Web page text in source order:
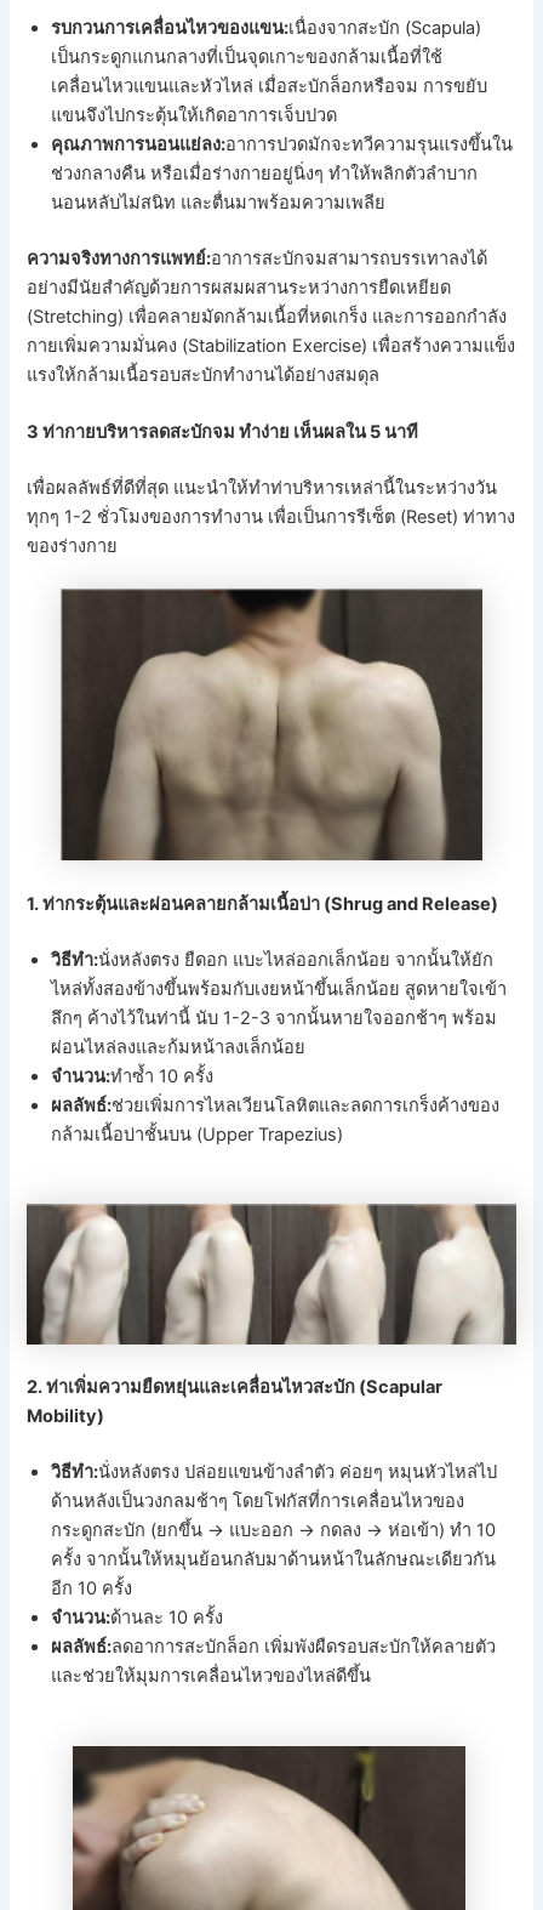
รบกวนการเคลื่อนไหวของแขน:เนื่องจากสะบัก (Scapula)
เป็นกระดูกแกนกลางที่เป็นจุดเกาะของกล้ามเนื้อที่ใช้
เคลื่อนไหวแขนและหัวไหล่ เมื่อสะบักล็อกหรือจม การขยับ
แขนจึงไปกระตุ้นให้เกิดอาการเจ็บปวด
คุณภาพการนอนแย่ลง:อาการปวดมักจะทวีความรุนแรงขึ้นใน
ช่วงกลางคืน หรือเมื่อร่างกายอยู่นิ่งๆ ทำให้พลิกตัวลำบาก
นอนหลับไม่สนิท และตื่นมาพร้อมความเพลีย
ความจริงทางการแพทย์:อาการสะบักจมสามารถบรรเทาลงได้
อย่างมีนัยสำคัญด้วยการผสมผสานระหว่างการยืดเหยียด
(Stretching) เพื่อคลายมัดกล้ามเนื้อที่หดเกร็ง และการออกกำลัง
กายเพิ่มความมั่นคง (Stabilization Exercise) เพื่อสร้างความแข็ง
แรงให้กล้ามเนื้อรอบสะบักทำงานได้อย่างสมดุล
3 ท่ากายบริหารลดสะบักจม ทำง่าย เห็นผลใน 5 นาที
เพื่อผลลัพธ์ที่ดีที่สุด แนะนำให้ทำท่าบริหารเหล่านี้ในระหว่างวัน
ทุกๆ 1-2 ชั่วโมงของการทำงาน เพื่อเป็นการรีเซ็ต (Reset) ท่าทาง
ของร่างกาย
1. ท่ากระตุ้นและผ่อนคลายกล้ามเนื้อบ่า (Shrug and Release)
วิธีทำ:นั่งหลังตรง ยืดอก แบะไหล่ออกเล็กน้อย จากนั้นให้ยัก
ไหล่ทั้งสองข้างขึ้นพร้อมกับเงยหน้าขึ้นเล็กน้อย สูดหายใจเข้า
ลึกๆ ค้างไว้ในท่านี้ นับ 1-2-3 จากนั้นหายใจออกช้าๆ พร้อม
ผ่อนไหล่ลงและก้มหน้าลงเล็กน้อย
จำนวน:ทำซ้ำ 10 ครั้ง
ผลลัพธ์:ช่วยเพิ่มการไหลเวียนโลหิตและลดการเกร็งค้างของ
กล้ามเนื้อบ่าชั้นบน (Upper Trapezius)
2. ท่าเพิ่มความยืดหยุ่นและเคลื่อนไหวสะบัก (Scapular
Mobility)
วิธีทำ:นั่งหลังตรง ปล่อยแขนข้างลำตัว ค่อยๆ หมุนหัวไหล่ไป
ด้านหลังเป็นวงกลมช้าๆ โดยโฟกัสที่การเคลื่อนไหวของ
กระดูกสะบัก (ยกขึ้น -> แบะออก -> กดลง -> ห่อเข้า) ทำ 10
ครั้ง จากนั้นให้หมุนย้อนกลับมาด้านหน้าในลักษณะเดียวกัน
อีก 10 ครั้ง
จำนวน:ด้านละ 10 ครั้ง
ผลลัพธ์:ลดอาการสะบักล็อก เพิ่มพังผืดรอบสะบักให้คลายตัว
และช่วยให้มุมการเคลื่อนไหวของไหล่ดีขึ้น